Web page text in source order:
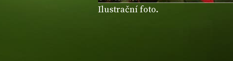
Ilustrační foto.